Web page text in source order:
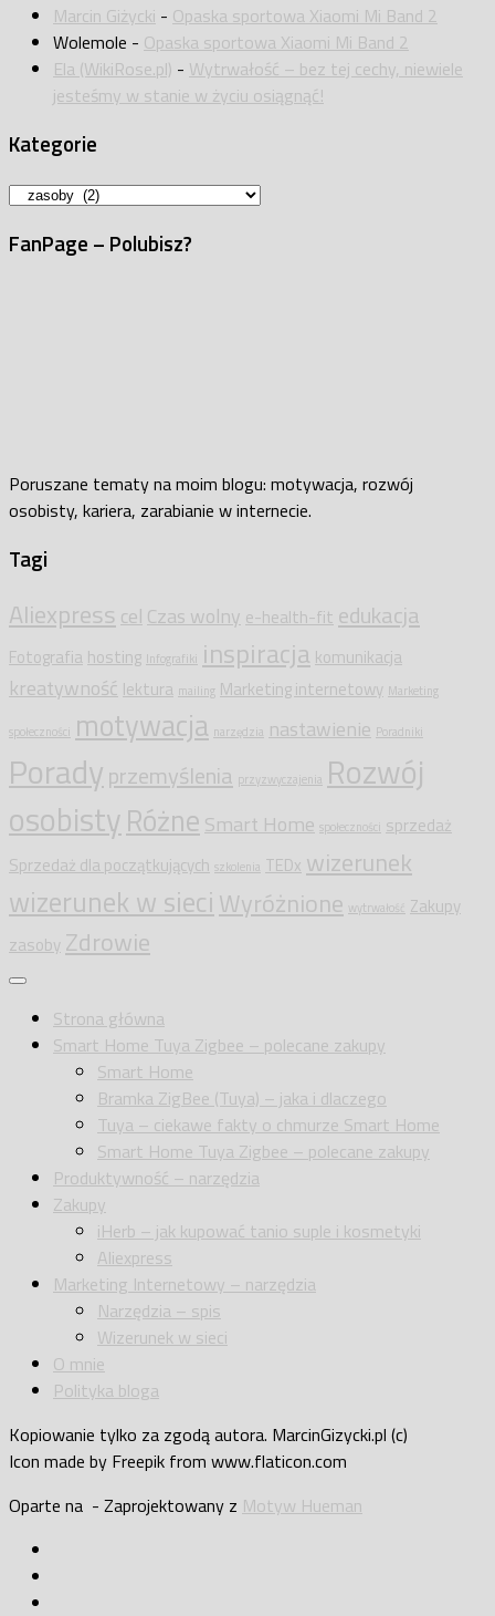
Marcin Giżycki - Opaska sportowa Xiaomi Mi Band 2
Wolemole - Opaska sportowa Xiaomi Mi Band 2
Ela (WikiRose.pl) - Wytrwałość – bez tej cechy, niewiele
jesteśmy w stanie w życiu osiągnąć!
Kategorie
Kategorie
FanPage – Polubisz?
Poruszane tematy na moim blogu: motywacja, rozwój
osobisty, kariera, zarabianie w internecie.
Tagi
Aliexpress cel Czas wolny e-health-fit edukacja
Fotografia hosting Infografiki inspiracja komunikacja
kreatywność lektura mailing Marketing internetowy Marketing
społeczności motywacja narzędzia nastawienie Poradniki
Poradyprzemyślenia przyzwyczajenia Rozwój
osobistyRóżne Smart Home społeczności sprzedaż
Sprzedaż dla początkujących szkolenia TEDx wizerunek
wizerunek w sieci Wyróżnione wytrwałość Zakupy
zasoby Zdrowie
Strona główna
Smart Home Tuya Zigbee – polecane zakupy
Smart Home
Bramka ZigBee (Tuya) – jaka i dlaczego
Tuya – ciekawe fakty o chmurze Smart Home
Smart Home Tuya Zigbee – polecane zakupy
Produktywność – narzędzia
Zakupy
iHerb – jak kupować tanio suple i kosmetyki
Aliexpress
Marketing Internetowy – narzędzia
Narzędzia – spis
Wizerunek w sieci
O mnie
Polityka bloga
Kopiowanie tylko za zgodą autora. MarcinGizycki.pl (c)
Icon made by Freepik from www.flaticon.com
Oparte na - Zaprojektowany z Motyw Hueman